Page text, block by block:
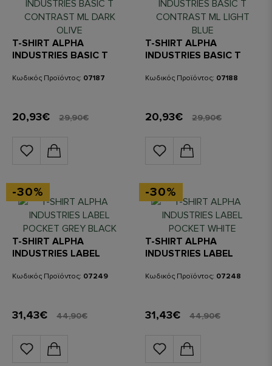
T-SHIRT ALPHA
INDUSTRIES BASIC T
OLIVE
Κωδικός Προϊόντος: 07187
20,93€ 29,90€
T-SHIRT ALPHA
INDUSTRIES BASIC T
BLUE
Κωδικός Προϊόντος: 07188
20,93€ 29,90€
-30%
T-SHIRT ALPHA
INDUSTRIES LABEL
Κωδικός Προϊόντος: 07249
31,43€ 44,90€
-30%
T-SHIRT ALPHA
INDUSTRIES LABEL
Κωδικός Προϊόντος: 07248
31,43€ 44,90€